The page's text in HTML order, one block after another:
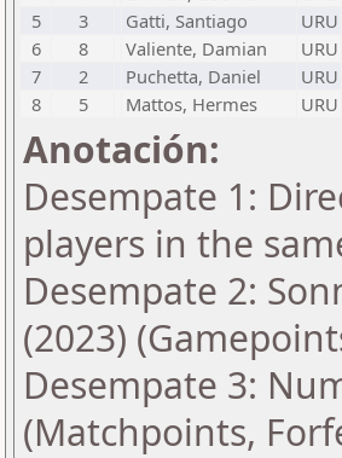
5
3 Gatti, Santiago URU
6
8 Valiente, Damian URU
7
2 Puchetta, Daniel URU
8
5 Mattos, Hermes URU
Anotación:
Desempate 1:
players in the
Desempate 2:
(2023)
Desempate 3:
(Matchpoints,